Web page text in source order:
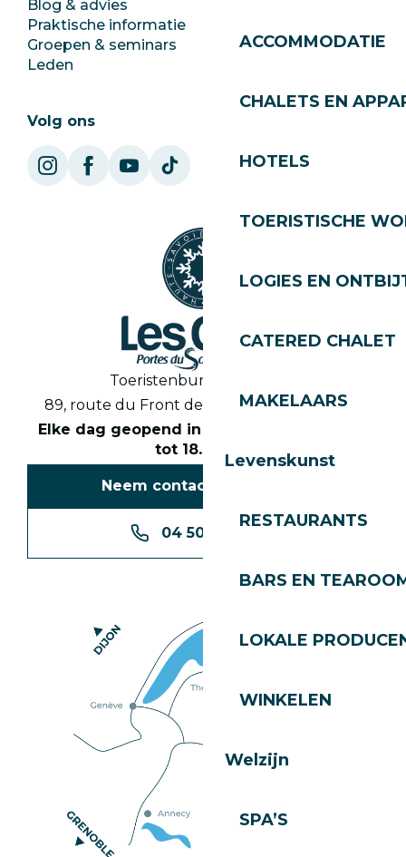
ACCOMMODATIE
CHALETS EN
HOTELS
TOERISTISCHE
LOGIES EN
CATERED CHALET
MAKELAARS
Levenskunst
RESTAURANTS
BARS EN
LOKALE
WINKELEN
Welzijn
SPA’S
Blog & advies
Praktische informatie
Groepen & seminars
Leden
SoleGets
Volg ons
Toeristenbureau Les Gets
89, route du Front de Neige 74260 Les Gets
Elke dag geopend in het seizoen van 8.30
tot 18.30 uur
Neem contact met ons op
04 50 74 74 74